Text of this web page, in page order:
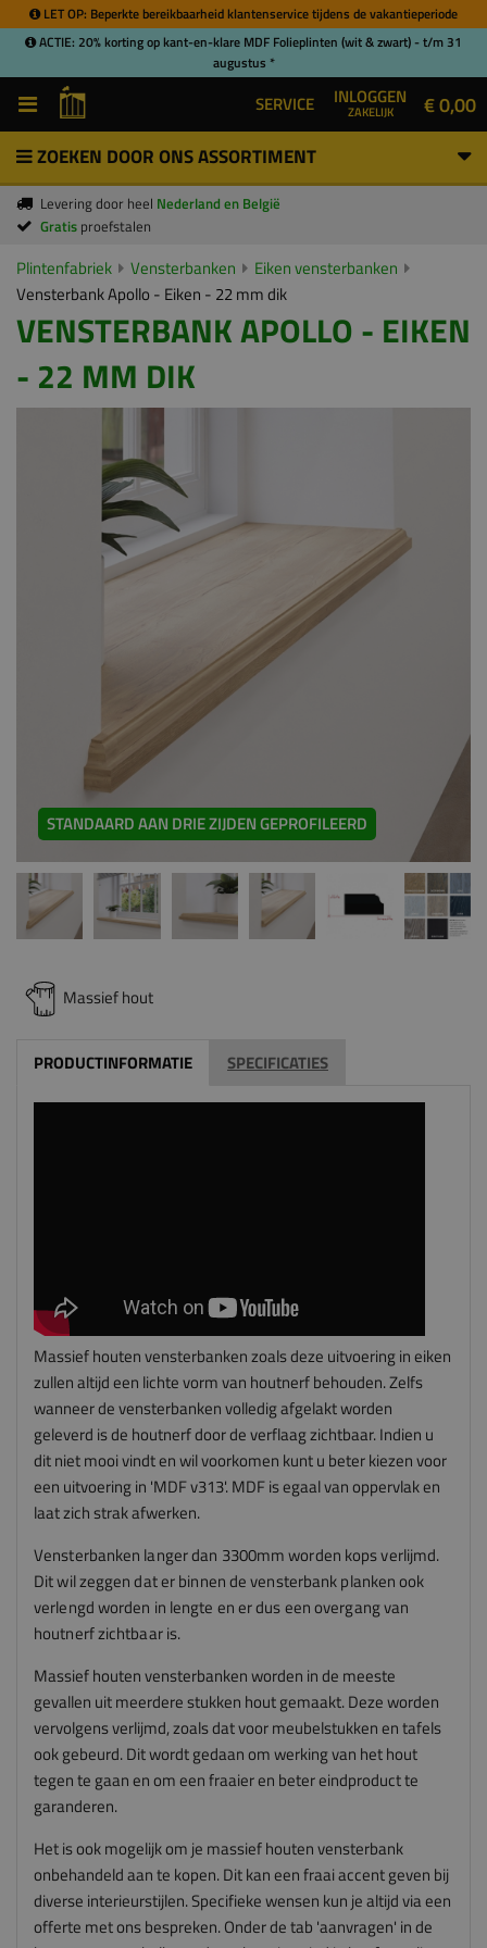
LET OP: Beperkte bereikbaarheid klantenservice tijdens de vakantieperiode
ACTIE: 20% korting op kant-en-klare MDF Folieplinten (wit & zwart) - t/m 31
augustus *
SERVICE INLOGGEN
ZAKELIJK € 0,00
ZOEKEN DOOR ONS ASSORTIMENT
Levering door heel Nederland en België
Gratis proefstalen
Plintenfabriek Vensterbanken
Eiken vensterbanken
Vensterbank Apollo - Eiken - 22 mm dik
VENSTERBANK APOLLO - EIKEN
- 22 MM DIK
STANDAARD AAN DRIE ZIJDEN GEPROFILEERD
Massief hout
PRODUCTINFORMATIE SPECIFICATIES
Massief houten vensterbanken zoals deze uitvoering in eiken
zullen altijd een lichte vorm van houtnerf behouden. Zelfs
wanneer de vensterbanken volledig afgelakt worden
geleverd is de houtnerf door de verflaag zichtbaar. Indien u
dit niet mooi vindt en wil voorkomen kunt u beter kiezen voor
een uitvoering in 'MDF v313'. MDF is egaal van oppervlak en
laat zich strak afwerken.
Vensterbanken langer dan 3300mm worden kops verlijmd.
Dit wil zeggen dat er binnen de vensterbank planken ook
verlengd worden in lengte en er dus een overgang van
houtnerf zichtbaar is.
Massief houten vensterbanken worden in de meeste
gevallen uit meerdere stukken hout gemaakt. Deze worden
vervolgens verlijmd, zoals dat voor meubelstukken en tafels
ook gebeurd. Dit wordt gedaan om werking van het hout
tegen te gaan en om een fraaier en beter eindproduct te
garanderen.
Het is ook mogelijk om je massief houten vensterbank
onbehandeld aan te kopen. Dit kan een fraai accent geven bij
diverse interieurstijlen. Specifieke wensen kun je altijd via een
offerte met ons bespreken. Onder de tab 'aanvragen' in de